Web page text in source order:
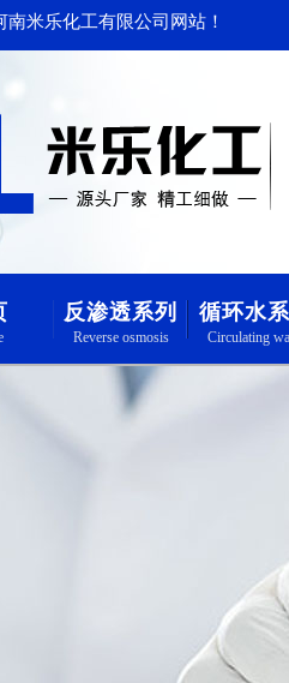
南米乐化工有限公司网站！
反渗透系列
Reverse osmosis
循环水
Circulating